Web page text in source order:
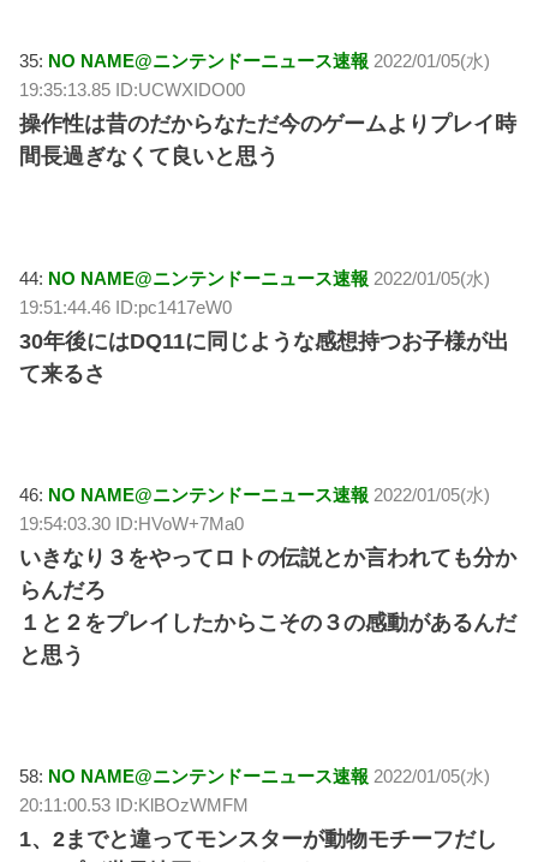
35: NO NAME@ニンテンドーニュース速報 2022/01/05(水)
19:35:13.85 ID:UCWXIDO00
操作性は昔のだからなただ今のゲームよりプレイ時
間長過ぎなくて良いと思う
44: NO NAME@ニンテンドーニュース速報 2022/01/05(水)
19:51:44.46 ID:pc1417eW0
30年後にはDQ11に同じような感想持つお子様が出
て来るさ
46: NO NAME@ニンテンドーニュース速報 2022/01/05(水)
19:54:03.30 ID:HVoW+7Ma0
いきなり３をやってロトの伝説とか言われても分か
らんだろ
１と２をプレイしたからこその３の感動があるんだ
と思う
58: NO NAME@ニンテンドーニュース速報 2022/01/05(水)
20:11:00.53 ID:KlBOzWMFM
1、2までと違ってモンスターが動物モチーフだし